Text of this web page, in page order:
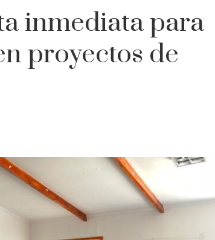
inmediata para
proyectos de